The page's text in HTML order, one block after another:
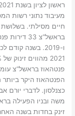
מעיבוד נתוני רשות
חיים מסילתי.
כצנלסון. לדברי יורם
משה ובניו הפעילה
זינק בחדות בשנה